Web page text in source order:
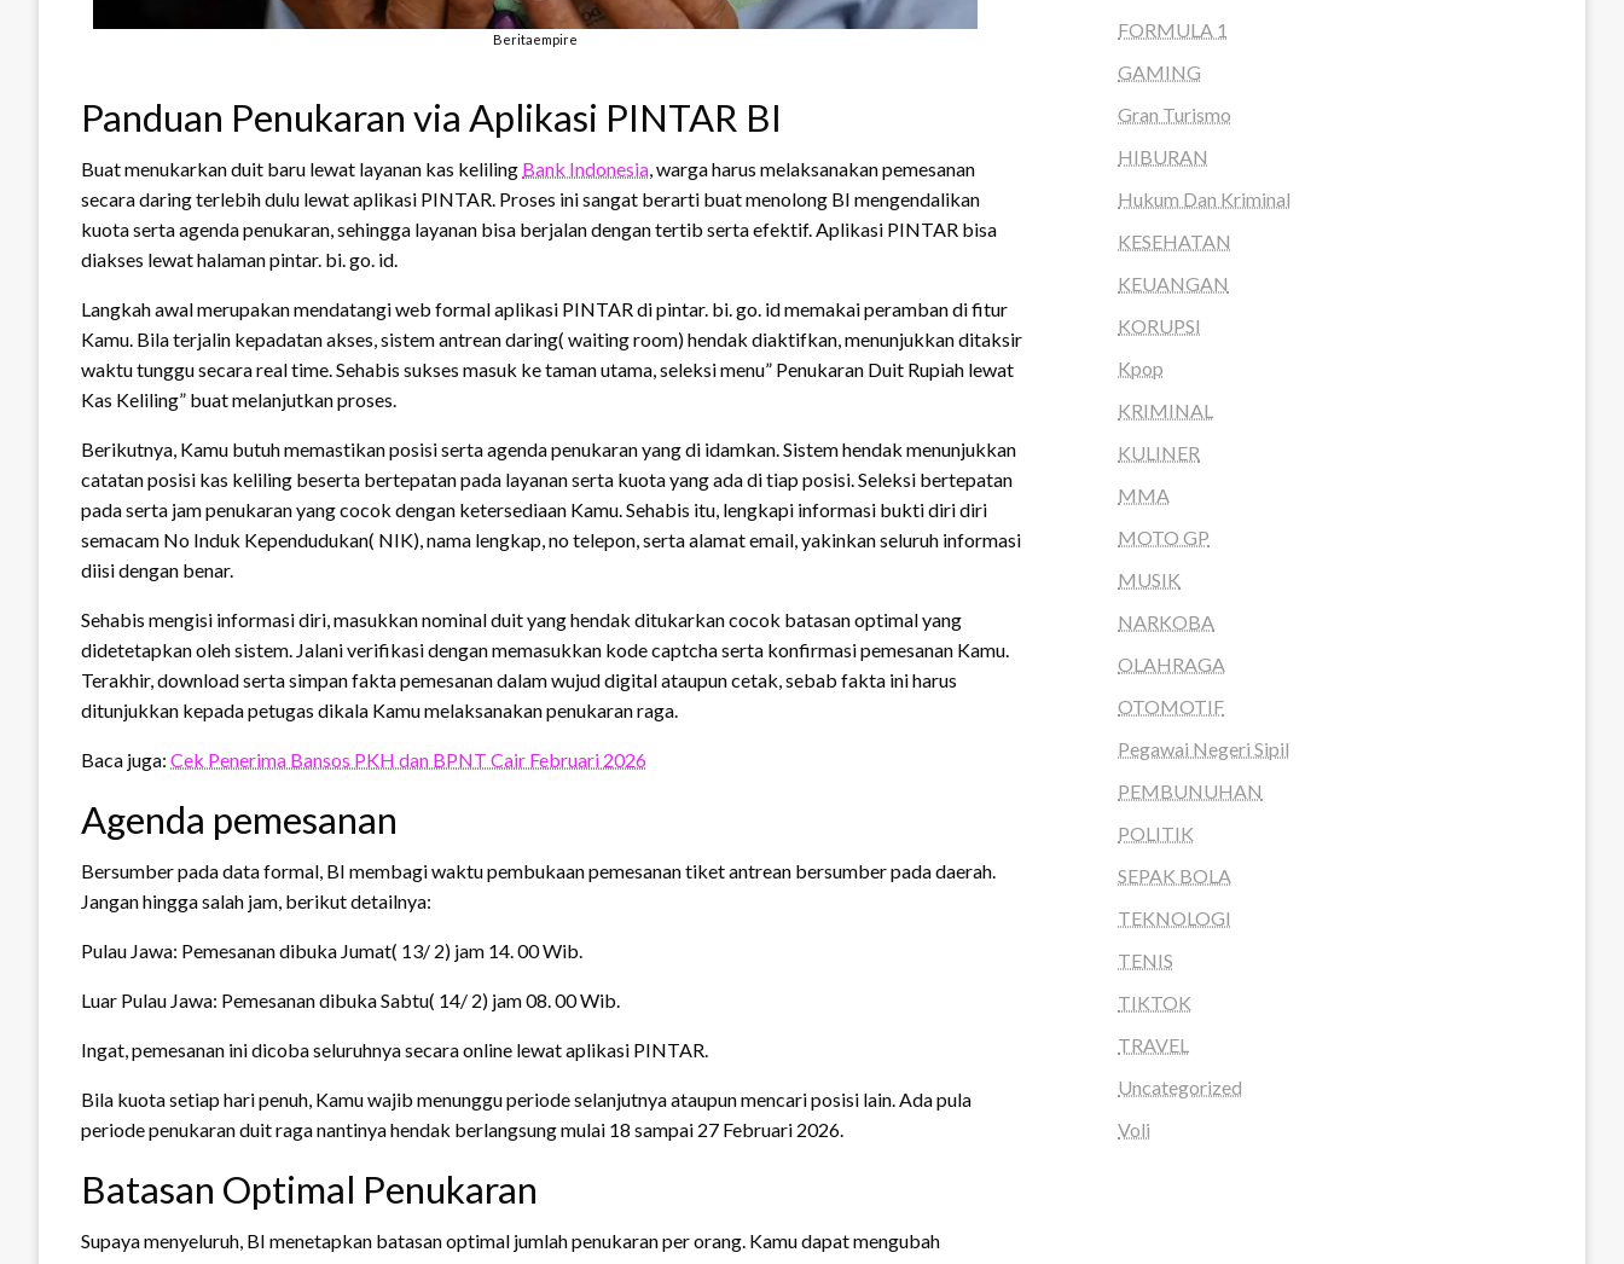
Beritaempire
Panduan Penukaran via Aplikasi PINTAR BI
Buat menukarkan duit baru lewat layanan kas keliling Bank Indonesia, warga harus melaksanakan pemesanan
secara daring terlebih dulu lewat aplikasi PINTAR. Proses ini sangat berarti buat menolong BI mengendalikan
kuota serta agenda penukaran, sehingga layanan bisa berjalan dengan tertib serta efektif. Aplikasi PINTAR bisa
diakses lewat halaman pintar. bi. go. id.
Langkah awal merupakan mendatangi web formal aplikasi PINTAR di pintar. bi. go. id memakai peramban di fitur
Kamu. Bila terjalin kepadatan akses, sistem antrean daring( waiting room) hendak diaktifkan, menunjukkan ditaksir
waktu tunggu secara real time. Sehabis sukses masuk ke taman utama, seleksi menu” Penukaran Duit Rupiah lewat
Kas Keliling” buat melanjutkan proses.
Berikutnya, Kamu butuh memastikan posisi serta agenda penukaran yang di idamkan. Sistem hendak menunjukkan
catatan posisi kas keliling beserta bertepatan pada layanan serta kuota yang ada di tiap posisi. Seleksi bertepatan
pada serta jam penukaran yang cocok dengan ketersediaan Kamu. Sehabis itu, lengkapi informasi bukti diri diri
semacam No Induk Kependudukan( NIK), nama lengkap, no telepon, serta alamat email, yakinkan seluruh informasi
diisi dengan benar.
Sehabis mengisi informasi diri, masukkan nominal duit yang hendak ditukarkan cocok batasan optimal yang
didetetapkan oleh sistem. Jalani verifikasi dengan memasukkan kode captcha serta konfirmasi pemesanan Kamu.
Terakhir, download serta simpan fakta pemesanan dalam wujud digital ataupun cetak, sebab fakta ini harus
ditunjukkan kepada petugas dikala Kamu melaksanakan penukaran raga.
Baca juga: Cek Penerima Bansos PKH dan BPNT Cair Februari 2026
Agenda pemesanan
Bersumber pada data formal, BI membagi waktu pembukaan pemesanan tiket antrean bersumber pada daerah.
Jangan hingga salah jam, berikut detailnya:
Pulau Jawa: Pemesanan dibuka Jumat( 13/ 2) jam 14. 00 Wib.
Luar Pulau Jawa: Pemesanan dibuka Sabtu( 14/ 2) jam 08. 00 Wib.
Ingat, pemesanan ini dicoba seluruhnya secara online lewat aplikasi PINTAR.
Bila kuota setiap hari penuh, Kamu wajib menunggu periode selanjutnya ataupun mencari posisi lain. Ada pula
periode penukaran duit raga nantinya hendak berlangsung mulai 18 sampai 27 Februari 2026.
Batasan Optimal Penukaran
Supaya menyeluruh, BI menetapkan batasan optimal jumlah penukaran per orang. Kamu dapat mengubah
FORMULA 1
GAMING
Gran Turismo
HIBURAN
Hukum Dan Kriminal
KESEHATAN
KEUANGAN
KORUPSI
Kpop
KRIMINAL
KULINER
MMA
MOTO GP
MUSIK
NARKOBA
OLAHRAGA
OTOMOTIF
Pegawai Negeri Sipil
PEMBUNUHAN
POLITIK
SEPAK BOLA
TEKNOLOGI
TENIS
TIKTOK
TRAVEL
Uncategorized
Voli